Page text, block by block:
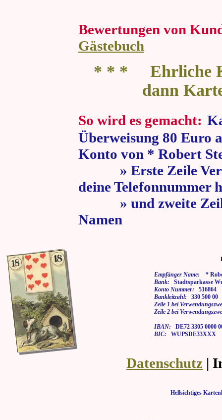
Bewertungen von
Gästebuch
* * * Ehrliche
dann
So wird es gemacht:
Überweisung 80 Euro
Konto von * Robert
» Erste Zeile
deine Telefonnummer
» und zweite Zeile
Namen
Empfänger Name: *
Bank: Stadtsparkasse
Konto Nummer: 516864
Bankleitzahl: 330 500 00
Zeile 1 bei
Zeile 2 bei
IBAN: DE72 3305 0000
BIC: WUPSDE33XXX
Datenschutz |
Hellsichtiges